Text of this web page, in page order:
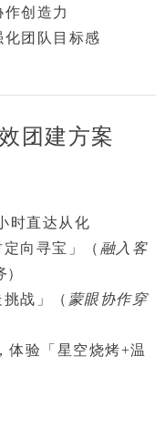
化团队目标感
团建方案
时直达从化
定向寻宝」 （ 融入客
）
战」 （ 蒙眼协作穿
体验
「星空烧烤+温